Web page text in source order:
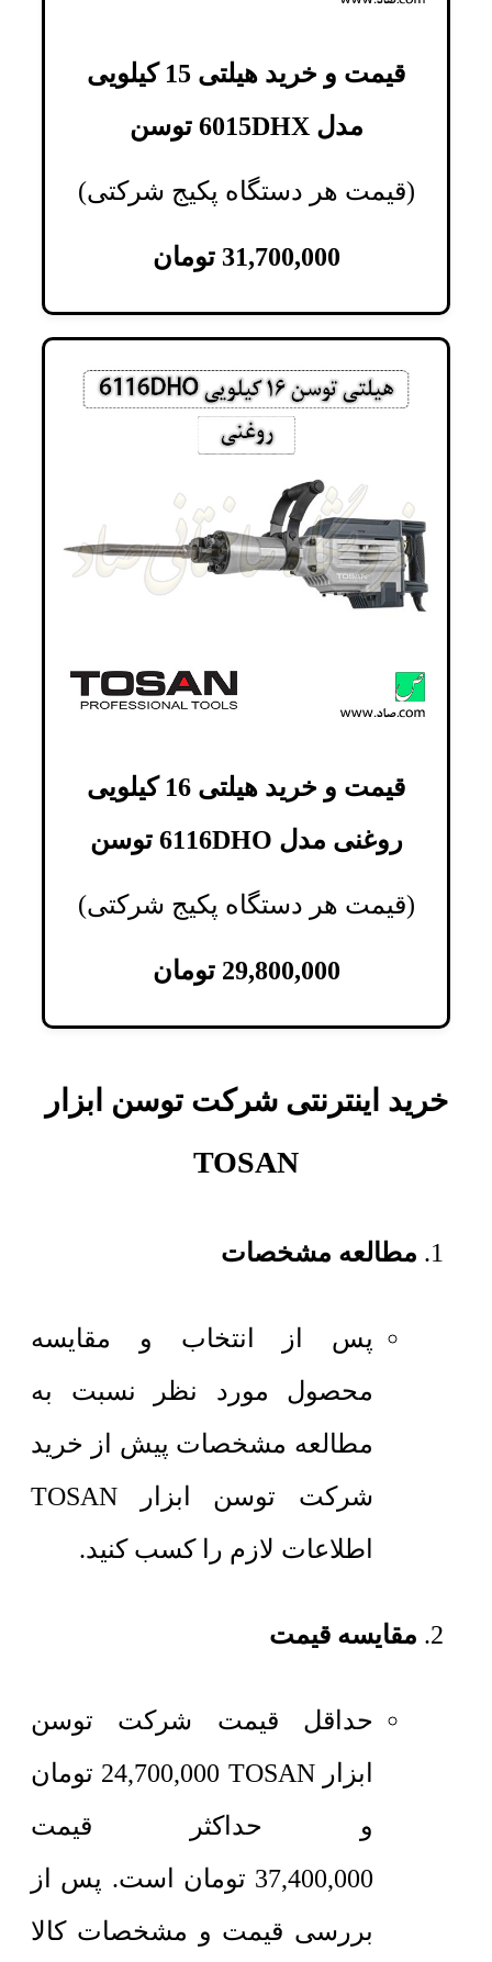
قیمت و خرید هیلتی 15 کیلویی
مدل 6015DHX توسن
(قیمت هر دستگاه پکیج شرکتی)
31,700,000 تومان
قیمت و خرید هیلتی 16 کیلویی
روغنی مدل 6116DHO توسن
(قیمت هر دستگاه پکیج شرکتی)
29,800,000 تومان
خرید اینترنتی شرکت توسن ابزار
TOSAN
مطالعه مشخصات
پس از انتخاب و مقایسه
محصول مورد نظر نسبت به
مطالعه مشخصات پیش از خرید
شرکت توسن ابزار TOSAN
اطلاعات لازم را کسب کنید.
مقایسه قیمت
حداقل قیمت شرکت توسن
ابزار TOSAN
24,700,000 تومان
و حداکثر قیمت
37,400,000 تومان است. پس از
بررسی قیمت و مشخصات کالا